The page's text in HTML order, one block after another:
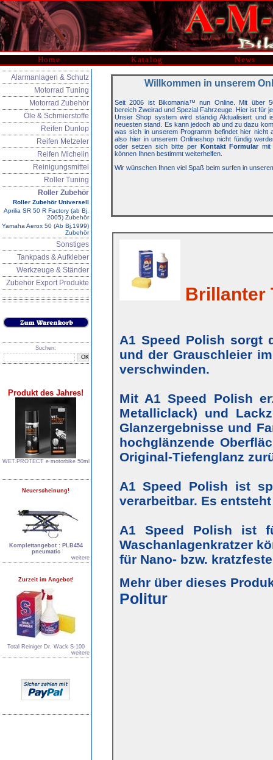
Home Katalog News
Alarmanlagen & Schutz
Motorrad Tuning
Motorrad Zubehör
Öle & Schmierstoffe
Reifen Dunlop
Reifen Metzeler
Reifen Michelin
Reinigungsmittel
Roller Tuning
Roller Zubehör
Roller Zubehör Universell
Aprilia SR 50 R Factory (ab Bj.
2005) Zubehör
Yamaha Aerox 50 (Ab Bj.1999)
Zubehör
Sonstiges
Tankpads & Aufkleber
Werkzeuge & Ständer
Zubehör Export Produkte
Suchen:
Produkt des Jahres!
WET.PROTECT e∙motorbike 50ml
Neuerscheinung!
Komplettangebot : PLB454
pneumatic
weitere
Zurzeit im Angebot!
Total Reiniger Dr. Wack S-100
weitere
Willkommen in unserem
Seit 2006 ist Bikomania™ nun Online. Mit über
bereich Zweirad und Spezial Fahrzeuge. Hier ist für
Unser Shop system wird ständig Aktualisiert und
neuesten stand. Es kann jedoch ab und zu dazu
was sich in unserem Programm befindet hier nicht
also hier in unserem Onlineshop nicht fündig
oder setzen sich bitte per Kontakt Formularmit
können Ihnen bestimmt weiterhelfen.
Wir wünschen Ihnen viel Spaß beim surfen in
Brillanter
A1 Speed Polish sorgt
und der Grauschleier
verschwinden.
Mit A1 Speed Polish
Metalliclack) und
Glanzergebnisse und
hochglänzende
Original-Tiefenglanz
A1 Speed Polish ist
verarbeitbar. Es
A1 Speed Polish ist
Waschanlagenkratzer
für Nano- bzw.
Mehr über dieses
Politur